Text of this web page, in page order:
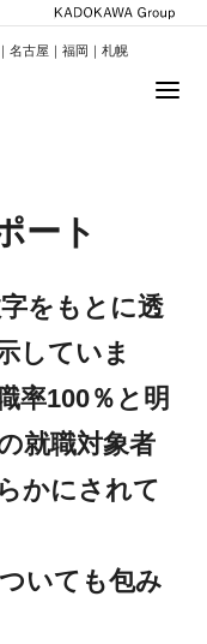
名古屋｜福岡｜札幌
ート
をもとに透
していま
率100％と明
就職対象者
かにされて
いても包み